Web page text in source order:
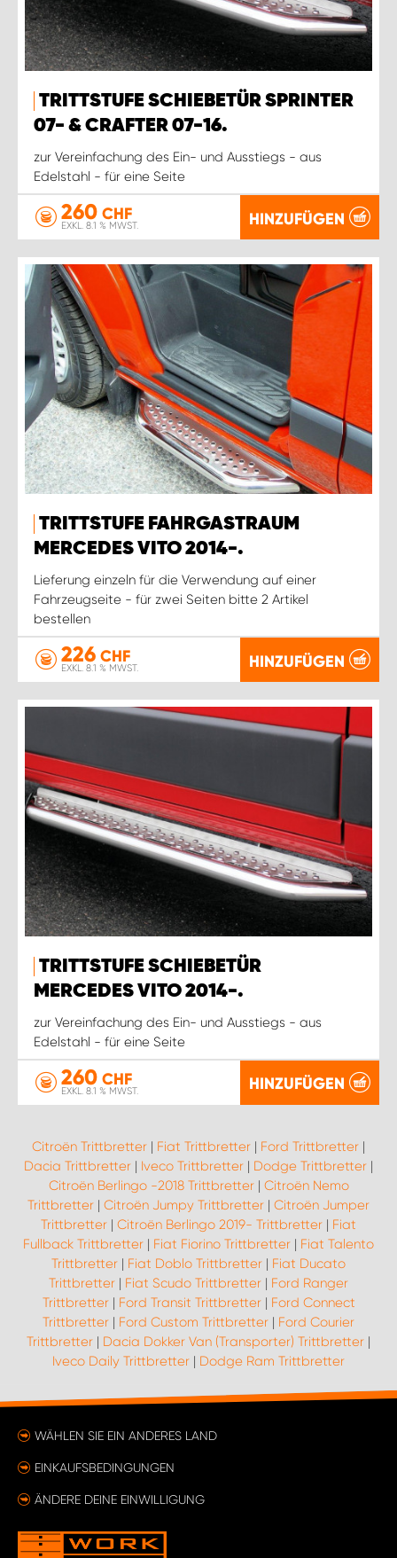
TRITTSTUFE SCHIEBETÜR SPRINTER
07- & CRAFTER 07-16.
zur Vereinfachung des Ein- und Ausstiegs - aus
Edelstahl - für eine Seite
260 CHF
EXKL. 8.1 % MWST. HINZUFÜGEN
TRITTSTUFE FAHRGASTRAUM
MERCEDES VITO 2014-.
Lieferung einzeln für die Verwendung auf einer
Fahrzeugseite - für zwei Seiten bitte 2 Artikel
bestellen
226 CHF
EXKL. 8.1 % MWST. HINZUFÜGEN
TRITTSTUFE SCHIEBETÜR
MERCEDES VITO 2014-.
zur Vereinfachung des Ein- und Ausstiegs - aus
Edelstahl - für eine Seite
260 CHF
EXKL. 8.1 % MWST. HINZUFÜGEN
Citroën Trittbretter | Fiat Trittbretter | Ford Trittbretter |
Dacia Trittbretter | Iveco Trittbretter | Dodge Trittbretter |
Citroën Berlingo -2018 Trittbretter| Citroën Nemo
Trittbretter | Citroën Jumpy Trittbretter | Citroën Jumper
Trittbretter | Citroën Berlingo 2019- Trittbretter | Fiat
Fullback Trittbretter | Fiat Fiorino Trittbretter | Fiat Talento
Trittbretter | Fiat Doblo Trittbretter | Fiat Ducato
Trittbretter | Fiat Scudo Trittbretter | Ford Ranger
Trittbretter| Ford Transit Trittbretter| Ford Connect
Trittbretter | Ford Custom Trittbretter | Ford Courier
Trittbretter | Dacia Dokker Van (Transporter) Trittbretter |
Iveco Daily Trittbretter | Dodge Ram Trittbretter
WÄHLEN SIE EIN ANDERES LAND
EINKAUFSBEDINGUNGEN
ÄNDERE DEINE EINWILLIGUNG